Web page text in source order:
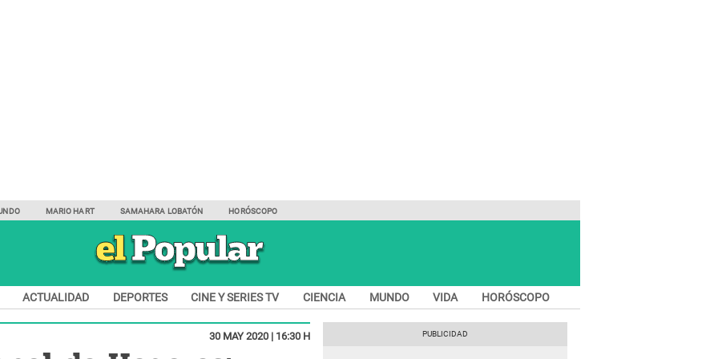
MARIO HART SAMAHARA LOBATÓN HORÓSCOPO
ACTUALIDAD DEPORTES CINE Y SERIES TV CIENCIA MUNDO VIDA HORÓSCOPO
30 MAY 2020 | 16:30 H